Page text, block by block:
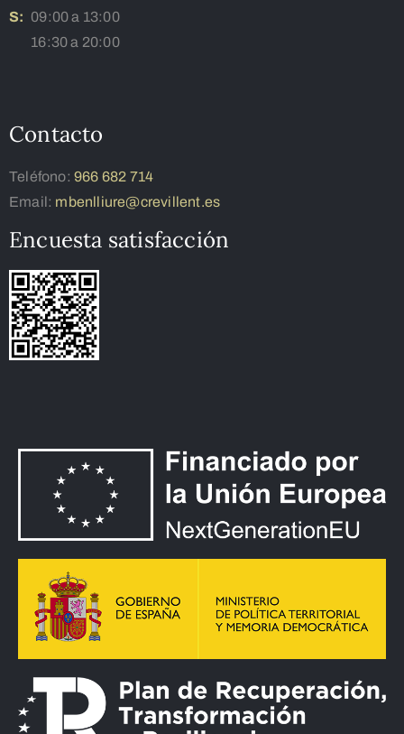
S: 09:00 a 13:00
16:30 a 20:00
Contacto
Teléfono: 966 682 714
Email: mbenlliure@crevillent.es
Encuesta satisfacción